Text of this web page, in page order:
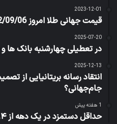
2023-12-01
قیمت جهانی طلا امروز 1402/09/06
2025-07-20
در تعطیلی چهارشنبه بانک ها
2025-12-13
انتقاد رسانه بریتانیایی از
جام‌جهانی؟
1 هفته پیش
حداقل دستمزد در یک دهه از ۷.۴ گرم طلا به ۰.۸ گرم رسید!